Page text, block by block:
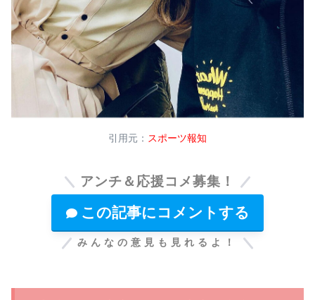
引用元： スポーツ報知
アンチ＆応援コメ募集！
この記事にコメントする
みんなの意見も見れるよ！